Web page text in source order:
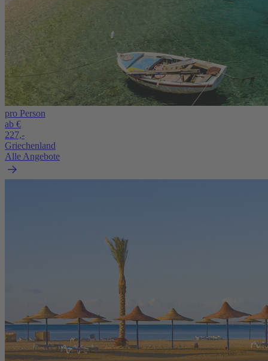
pro Person
ab €
227,-
Griechenland
Alle Angebote